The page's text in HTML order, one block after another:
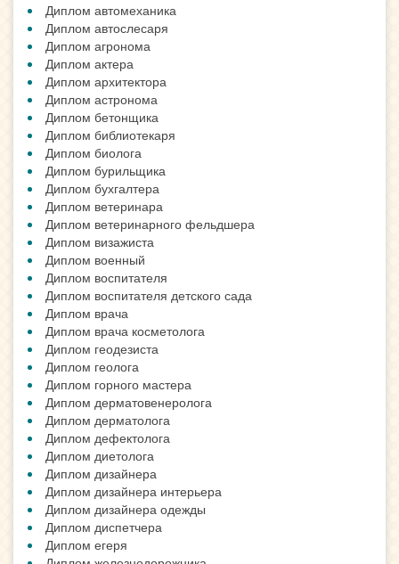
Диплом автомеханика
Диплом автослесаря
Диплом агронома
Диплом актера
Диплом архитектора
Диплом астронома
Диплом бетонщика
Диплом библиотекаря
Диплом биолога
Диплом бурильщика
Диплом бухгалтера
Диплом ветеринара
Диплом ветеринарного фельдшера
Диплом визажиста
Диплом военный
Диплом воспитателя
Диплом воспитателя детского сада
Диплом врача
Диплом врача косметолога
Диплом геодезиста
Диплом геолога
Диплом горного мастера
Диплом дерматовенеролога
Диплом дерматолога
Диплом дефектолога
Диплом диетолога
Диплом дизайнера
Диплом дизайнера интерьера
Диплом дизайнера одежды
Диплом диспетчера
Диплом егеря